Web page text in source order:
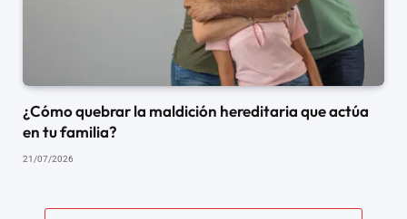
¿Cómo quebrar la maldición hereditaria que actúa
en tu familia?
21/07/2026